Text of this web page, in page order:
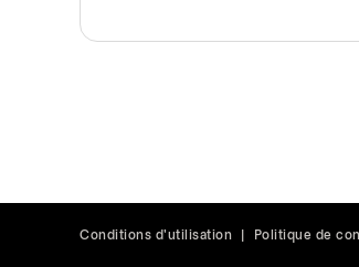
Conditions d'utilisation Politique de